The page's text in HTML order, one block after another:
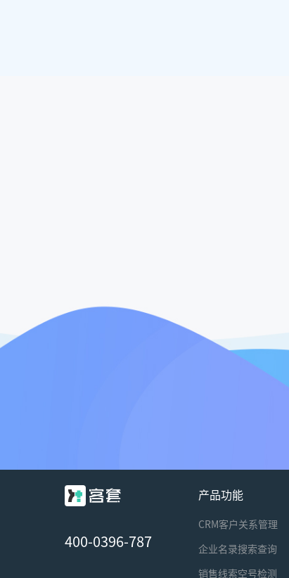
400-0396-787
产品功能
CRM客户关系管理
企业名录搜索查询
销售线索空号检测